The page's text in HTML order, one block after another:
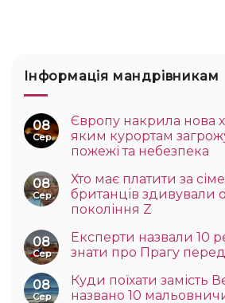
Інформація мандрівникам
08
Сер
Європу накрила нова
яким курортам
пожежі та небезпека
08
Сер
Хто має платити за
британців здивували
покоління Z
08
Сер
Експерти назвали 10
знати про Прагу
08
Сер
Куди поїхати замість
названо 10